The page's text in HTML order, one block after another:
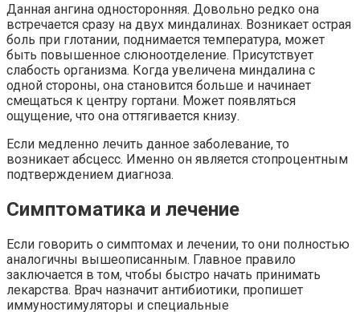
Данная ангина односторонняя. Довольно редко она
встречается сразу на двух миндалинах. Возникает острая
боль при глотании, поднимается температура, может
быть повышенное слюноотделение. Присутствует
слабость организма. Когда увеличена миндалина с
одной стороны, она становится больше и начинает
смещаться к центру гортани. Может появляться
ощущение, что она оттягивается книзу.
Если медленно лечить данное заболевание, то
возникает абсцесс. Именно он является стопроцентным
подтверждением диагноза.
Симптоматика и лечение
Если говорить о симптомах и лечении, то они полностью
аналогичны вышеописанным. Главное правило
заключается в том, чтобы быстро начать принимать
лекарства. Врач назначит антибиотики, пропишет
иммуностимуляторы и специальные